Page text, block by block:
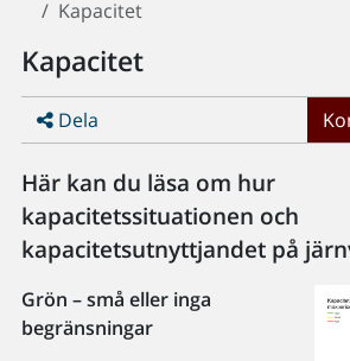
är Kapacitet
Kapacitet
Dela
Här kan du läsa om hur
kapacitetssituationen och
kapacitetsutnyttjandet på
Grön – små eller inga
begränsningar